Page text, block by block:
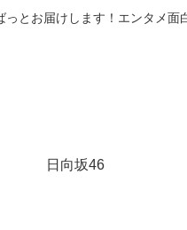
とお届けします！エンタメ面
日向坂46